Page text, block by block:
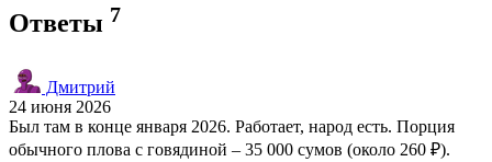
Ответы 7
Дмитрий
24 июня 2026
Был там в конце января 2026. Работает, народ есть. Порция
обычного плова с говядиной – 35 000 сумов (около 260 ₽).